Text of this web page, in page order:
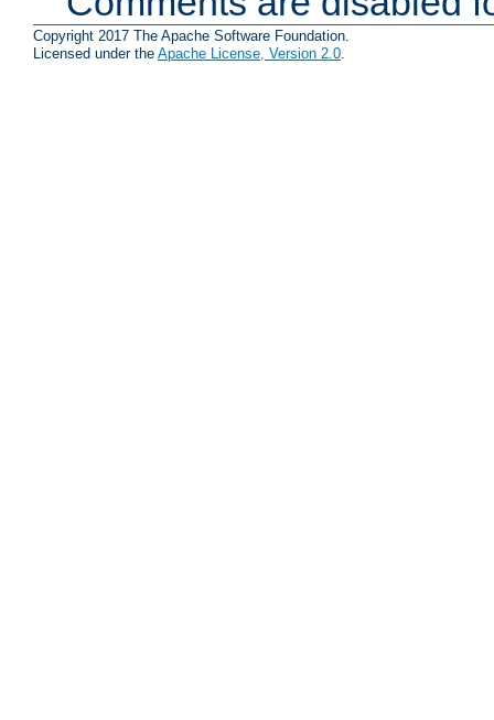
Copyright 2017 The Apache Software Foundation.
Licensed under the Apache License, Version 2.0.